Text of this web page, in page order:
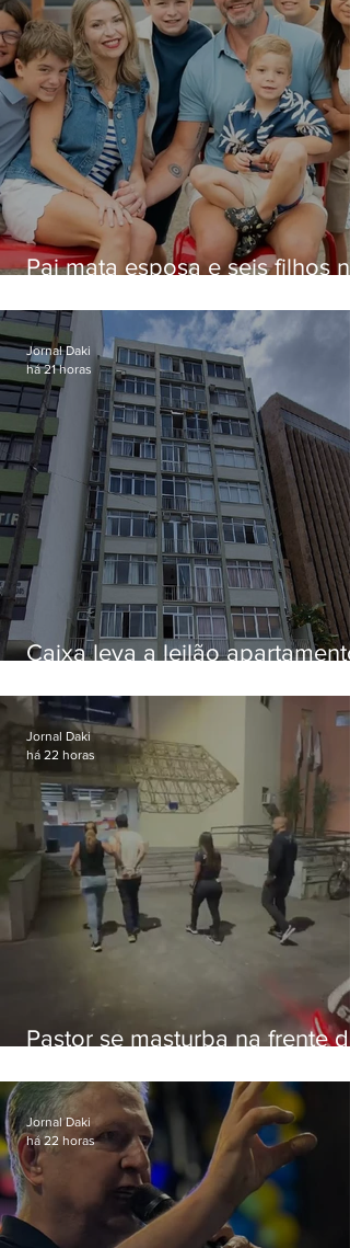
Pai mata esposa e seis filhos
Caixa leva a leilão apartamento
Botafogo
Jornal Daki
há 21 horas
Pastor se masturba na frente de
Jornal Daki
há 22 horas
Jornal Daki
há 22 horas